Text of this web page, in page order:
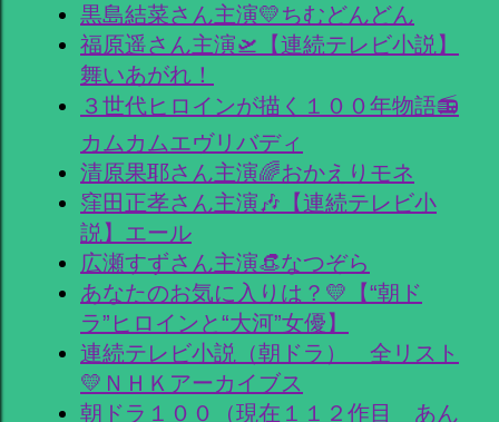
黒島結菜さん主演💛ちむどんどん
福原遥さん主演🛫【連続テレビ小説】
舞いあがれ！
３世代ヒロインが描く１００年物語📻
カムカムエヴリバディ
清原果耶さん主演🌈おかえりモネ
窪田正孝さん主演🎶【連続テレビ小
説】エール
広瀬すずさん主演👒なつぞら
あなたのお気に入りは？💛【“朝ド
ラ”ヒロインと“大河”女優】
連続テレビ小説（朝ドラ） 全リスト
💛ＮＨＫアーカイブス
朝ドラ１００（現在１１２作目 あん